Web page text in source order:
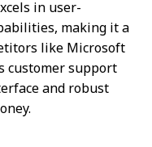
in user-
making it a
like Microsoft
customer support
and robust